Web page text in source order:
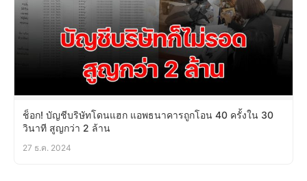
ช็อก! บัญชีบริษัทโดนแฮก แอพธนาคารถูกโอน 40 ครั้งใน 30
วินาที สูญกว่า 2 ล้าน
27 ธ.ค. 2024